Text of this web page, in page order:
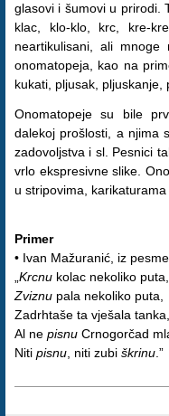
glasovi i šumovi u prirodi.
klac, klo-klo, krc, kre-
neartikulisani, ali
onomatopeja, kao na
kukati, pljusak, pljuskanje,
Onomatopeje su bile
dalekoj prošlosti, a njima
zadovoljstva i sl. Pesnici
vrlo ekspresivne slike.
u stripovima, karikaturama
Primer
• Ivan Mažuranić, iz pesme
Krcnu kolac nekoliko puta,
Zviznu pala nekoliko puta,
Zadrhtaše ta vješala tanka,
Al ne pisnu Crnogorčad
Niti pisnu , niti zubi škrinu .”